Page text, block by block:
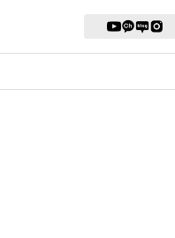
유
튜
카
카
채
블
로
인
스
그